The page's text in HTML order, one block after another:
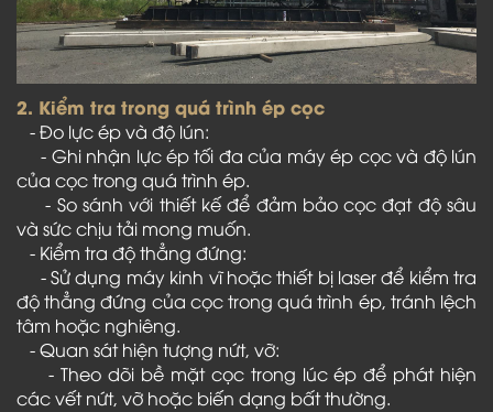
2. Kiểm tra trong quá trình ép cọc
- Đo lực ép và độ lún:
- Ghi nhận lực ép tối đa của máy ép cọc và độ lún
của cọc trong quá trình ép.
- So sánh với thiết kế để đảm bảo cọc đạt độ sâu
và sức chịu tải mong muốn.
- Kiểm tra độ thẳng đứng:
- Sử dụng máy kinh vĩ hoặc thiết bị laser để kiểm tra
độ thẳng đứng của cọc trong quá trình ép, tránh lệch
tâm hoặc nghiêng.
- Quan sát hiện tượng nứt, vỡ:
- Theo dõi bề mặt cọc trong lúc ép để phát hiện
các vết nứt, vỡ hoặc biến dạng bất thường.